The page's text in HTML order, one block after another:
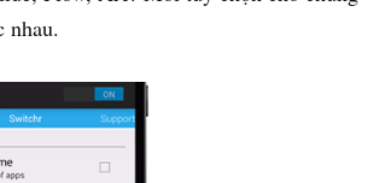
nhau.